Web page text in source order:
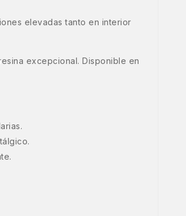
elevadas tanto en interior
excepcional. Disponible en